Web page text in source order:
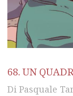
68. UN
Di Pasquale